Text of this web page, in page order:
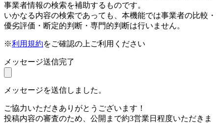
事業者情報の検索を補助するものです。
いかなる内容の検索であっても、本機能では事業者の比較・
優劣評価・断定的判断・専門的判断は行いません。
※利用規約をご確認の上ご利用ください
メッセージ送信完了
メッセージを送信しました。
ご協力いただきありがとうございます！
投稿内容の審査のため、公開まで約3営業日程度いただきま